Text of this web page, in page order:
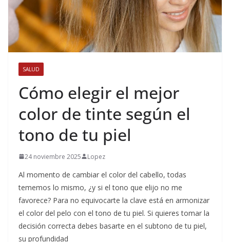
SALUD
Cómo elegir el mejor
color de tinte según el
tono de tu piel
24 noviembre 2025 Lopez
Al momento de cambiar el color del cabello, todas
tememos lo mismo, ¿y si el tono que elijo no me
favorece? Para no equivocarte la clave está en armonizar
el color del pelo con el tono de tu piel. Si quieres tomar la
decisión correcta debes basarte en el subtono de tu piel,
su profundidad